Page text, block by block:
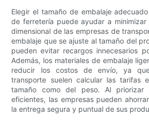
Elegir el tamaño de embalaje
de ferretería puede ayudar a
dimensional de las empresas de
embalaje que se ajuste al tamaño del
pueden evitar recargos innecesarios
Además, los materiales de embalaje
reducir los costos de envío, ya
transporte suelen calcular las tarifas
tamaño como del peso. Al priorizar
eficientes, las empresas pueden
la entrega segura y puntual de sus